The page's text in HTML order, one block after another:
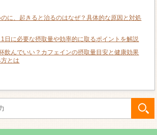
に、起きると治るのはなぜ？具体的な原因と対処
日に必要な摂取量や効率的に取るポイントを解説
飲んでいい？カフェインの摂取量目安と健康効果
とは